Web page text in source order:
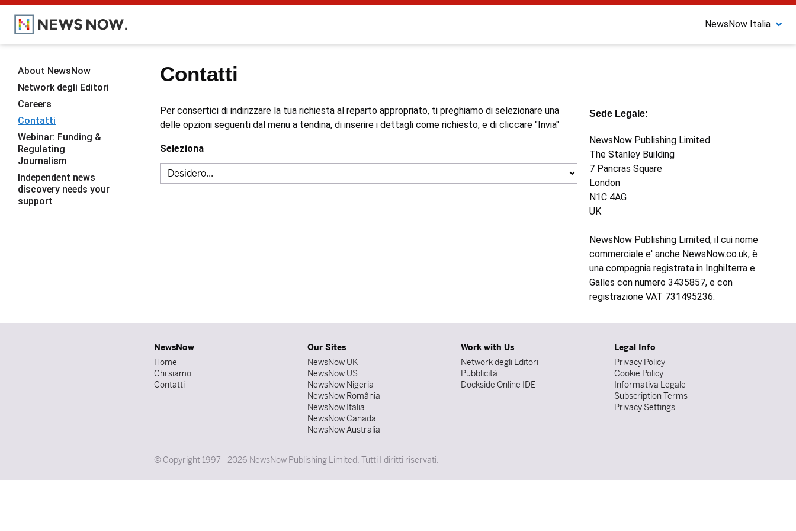
NewsNow Italia
Contatti
Per consertici di indirizzare la tua richiesta al reparto appropriato, ti preghiamo di selezionare una
delle opzioni seguenti dal menu a tendina, di inserire i dettagli come richiesto, e di cliccare "Invia"
Seleziona
Sede Legale:
NewsNow Publishing Limited
The Stanley Building
7 Pancras Square
London
N1C 4AG
UK
NewsNow Publishing Limited, il cui nome
commerciale e' anche NewsNow.co.uk, è
una compagnia registrata in Inghilterra e
Galles con numero 3435857, e con
registrazione VAT 731495236.
About NewsNow
Network degli Editori
Careers
Contatti
Webinar: Funding &
Regulating
Journalism
Independent news
discovery needs your
support
NewsNow
Home
Chi siamo
Contatti
Our Sites
NewsNow UK
NewsNow US
NewsNow Nigeria
NewsNow România
NewsNow Italia
NewsNow Canada
NewsNow Australia
Work with Us
Network degli Editori
Pubblicità
Dockside Online IDE
Legal Info
Privacy Policy
Cookie Policy
Informativa Legale
Subscription Terms
Privacy Settings
© Copyright 1997 - 2026 NewsNow Publishing Limited. Tutti I diritti riservati.